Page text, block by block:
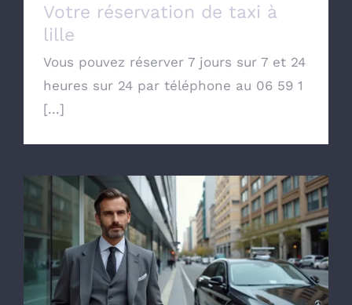
Votre réservation de taxi à
lille
Vous pouvez réserver 7 jours sur 7 et 24
heures sur 24 par téléphone au 06 59 1
[...]
Chercher taxi sur Lille et sa métropole